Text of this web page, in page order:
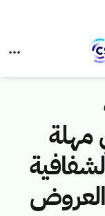
مهلة